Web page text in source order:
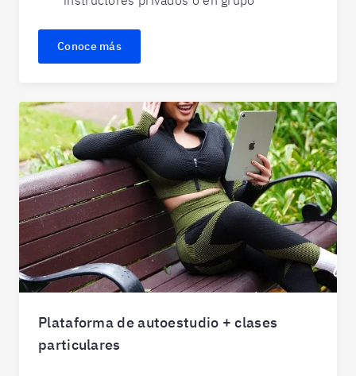
Conoce más
Plataforma de autoestudio + clases
particulares